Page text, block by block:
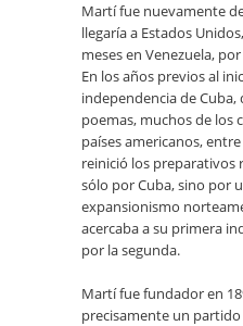
Martí fue nuevamente
llegaría a Estados
meses en Venezuela,
En los años previos al
independencia de
poemas, muchos de los
países americanos,
reinició los preparativos
sólo por Cuba, sino por
expansionismo
acercaba a su primera
por la segunda.
Martí fue fundador en
precisamente un